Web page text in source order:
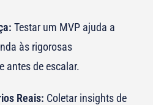
Testar um MVP ajuda a
às rigorosas
antes de escalar.
Reais: Coletar insights de